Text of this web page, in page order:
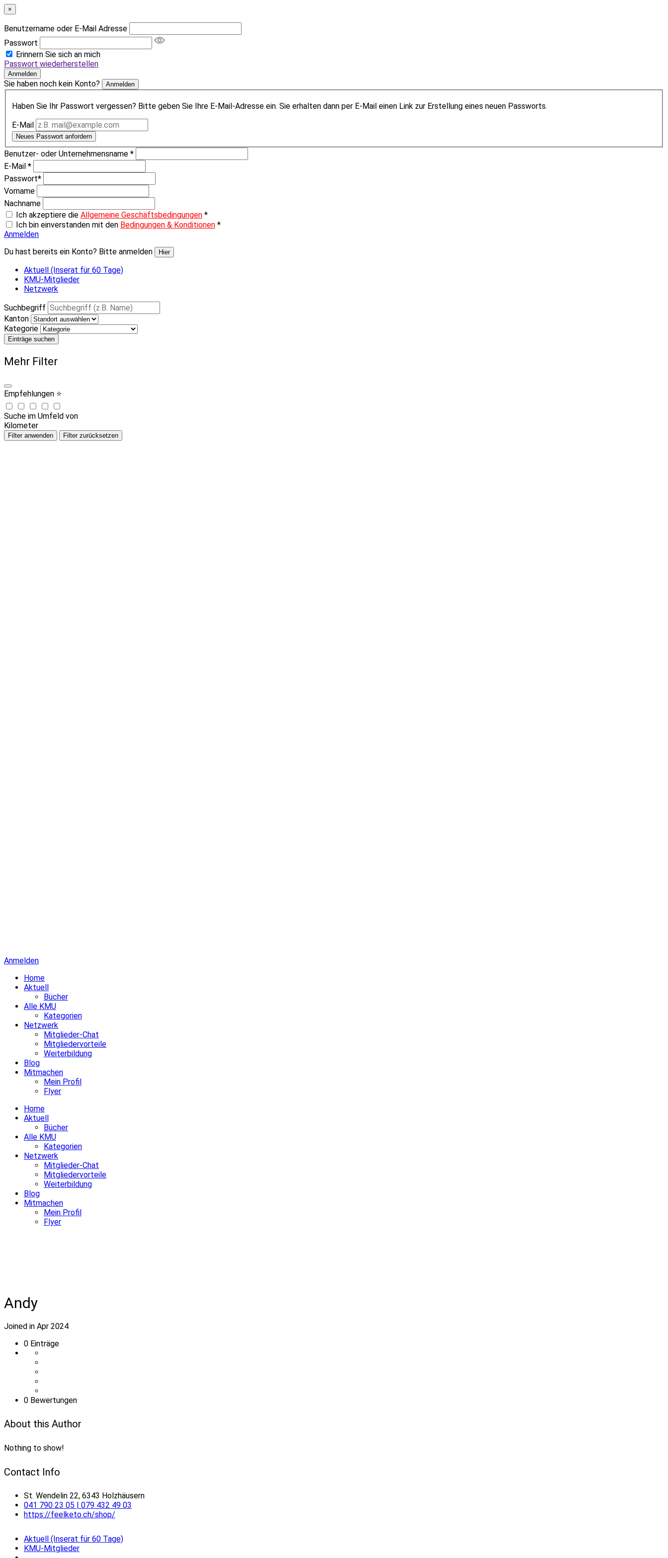
×
Benutzername oder E-Mail Adresse
Passwort
Erinnern Sie sich an mich
Passwort wiederherstellen
Anmelden
Sie haben noch kein Konto? Anmelden
Haben Sie Ihr Passwort vergessen? Bitte geben Sie Ihre E-Mail-Adresse ein. Sie erhalten dann per E-Mail einen Link zur Erstellung eines neuen Passworts.
E-Mail
Neues Passwort anfordern
Benutzer- oder Unternehmensname *
E-Mail *
Passwort*
Vorname
Nachname
Ich akzeptiere die Allgemeine Geschäftsbedingungen *
Ich bin einverstanden mit den Bedingungen & Konditionen *
Anmelden
Du hast bereits ein Konto? Bitte anmelden
Hier
Aktuell (Inserat für 60 Tage)
KMU-Mitglieder
Netzwerk
Suchbegriff
Kanton
Kategorie
Einträge suchen
Mehr Filter
Empfehlungen ⭐
Suche im Umfeld von
Kilometer
Filter anwenden Filter zurücksetzen
Anmelden
Home
Aktuell
Bücher
Alle KMU
Kategorien
Netzwerk
Mitglieder-Chat
Mitgliedervorteile
Weiterbildung
Blog
Mitmachen
Mein Profil
Flyer
Home
Aktuell
Bücher
Alle KMU
Kategorien
Netzwerk
Mitglieder-Chat
Mitgliedervorteile
Weiterbildung
Blog
Mitmachen
Mein Profil
Flyer
Andy
Joined in Apr 2024
0 Einträge
0 Bewertungen
About this Author
Nothing to show!
Contact Info
St. Wendelin 22, 6343 Holzhäusern
041 790 23 05 | 079 432 49 03
https://feelketo.ch/shop/
Aktuell (Inserat für 60 Tage)
KMU-Mitglieder